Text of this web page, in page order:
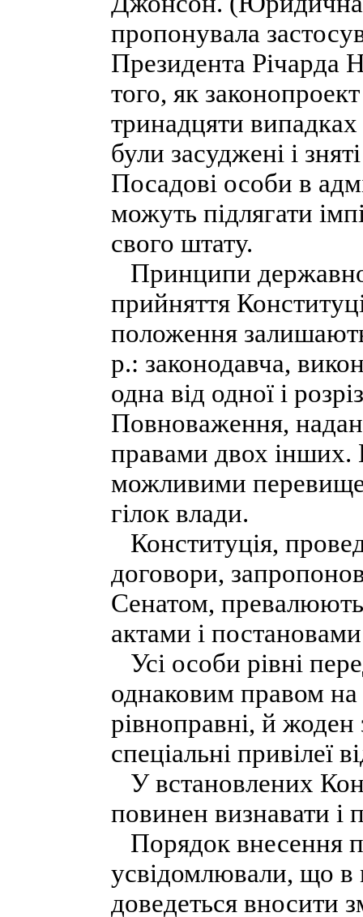
пропонувала
Президента Річарда
того, як
тринадцяти випадках
були засуджені і
Посадові особи в
можуть підлягати
свого штату.
Принципи
прийняття
положення
p.: законодавча,
одна від одної і
Повноваження,
правами двох інших.
можливими
гілок влади.
Конституція,
договори,
Сенатом,
актами і
Усі особи рівні
однаковим правом на
рівноправні, й
спеціальні привілеї
У встановлених
повинен визнавати і
Порядок внесення
усвідомлювали, що в
доведеться вносити